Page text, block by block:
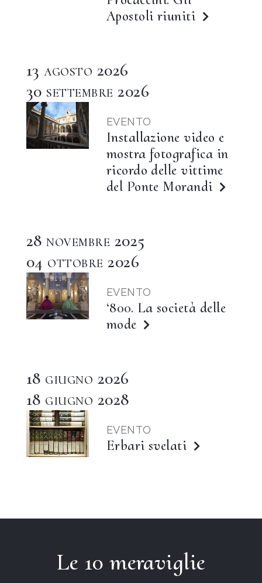
Apostoli riuniti
13AGOSTO 2026
30 SETTEMBRE 2026
EVENTO
Installazione video e
mostra fotografica in
ricordo delle vittime
del Ponte Morandi
28NOVEMBRE 2025
04 OTTOBRE 2026
EVENTO
‘800. La società delle
mode
18 GIUGNO 2026
18 GIUGNO 2028
EVENTO
Erbari svelati
Le 10 meraviglie